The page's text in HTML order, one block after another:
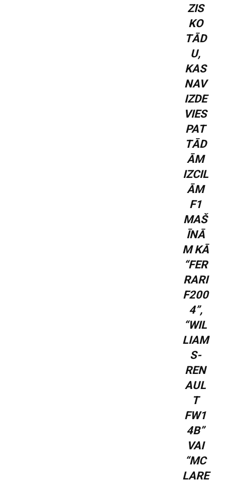
ZIS
KO
TĀD
U,
KAS
NAV
IZDE
VIES
PAT
TĀD
ĀM
IZCIL
ĀM
F1
MAŠ
ĪNĀ
M KĀ
“FER
RARI
F200
4”,
“WIL
LIAM
S-
REN
AUL
T
FW1
4B”
VAI
“MC
LARE